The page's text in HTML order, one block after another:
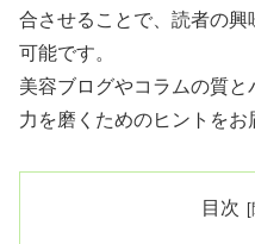
合させることで、読者の
可能です。
美容ブログやコラムの質
力を磨くためのヒントをお
目次